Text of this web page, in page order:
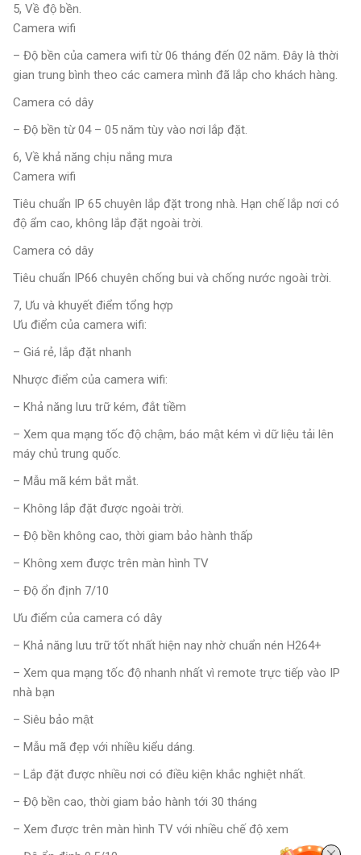
5, Về độ bền.
Camera wifi
– Độ bền của camera wifi từ 06 tháng đến 02 năm. Đây là thời
gian trung bình theo các camera mình đã lắp cho khách hàng.
Camera có dây
– Độ bền từ 04 – 05 năm tùy vào nơi lắp đặt.
6, Về khả năng chịu nắng mưa
Camera wifi
Tiêu chuẩn IP 65 chuyên lắp đặt trong nhà. Hạn chế lắp nơi có
độ ẩm cao, không lắp đặt ngoài trời.
Camera có dây
Tiêu chuẩn IP66 chuyên chống bui và chống nước ngoài trời.
7, Ưu và khuyết điểm tổng hợp
Ưu điểm của camera wifi:
– Giá rẻ, lắp đặt nhanh
Nhược điểm của camera wifi:
– Khả năng lưu trữ kém, đắt tiềm
– Xem qua mạng tốc độ chậm, báo mật kém vì dữ liệu tải lên
máy chủ trung quốc.
– Mẫu mã kém bắt mắt.
– Không lắp đặt được ngoài trời.
– Độ bền không cao, thời giam bảo hành thấp
– Không xem được trên màn hình TV
– Độ ổn định 7/10
Ưu điểm của camera có dây
– Khả năng lưu trữ tốt nhất hiện nay nhờ chuẩn nén H264+
– Xem qua mạng tốc độ nhanh nhất vì remote trực tiếp vào IP
nhà bạn
– Siêu bảo mật
– Mẫu mã đẹp với nhiều kiểu dáng.
– Lắp đặt được nhiều nơi có điều kiện khắc nghiệt nhất.
– Độ bền cao, thời giam bảo hành tới 30 tháng
– Xem được trên màn hình TV với nhiều chế độ xem